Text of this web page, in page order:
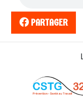
PARTAGER